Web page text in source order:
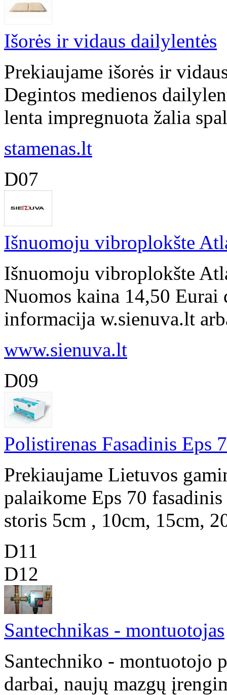
Išorės ir vidaus dailylentės
Prekiaujame išorės ir
Degintos medienos
lenta impregnuota žalia
stamenas.lt
D07
Išnuomoju vibroplokšte
Išnuomoju vibroplokšte
Nuomos kaina 14,50 Eurai
informacija w.sienuva.lt
www.sienuva.lt
D09
Polistirenas Fasadinis Eps
Prekiaujame Lietuvos
palaikome Eps 70
storis 5cm , 10cm, 15cm,
D11
D12
Santechnikas - montuotojas
Santechniko - montuotojo
darbai, naujų mazgų